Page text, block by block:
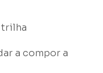
trilha
a compor a